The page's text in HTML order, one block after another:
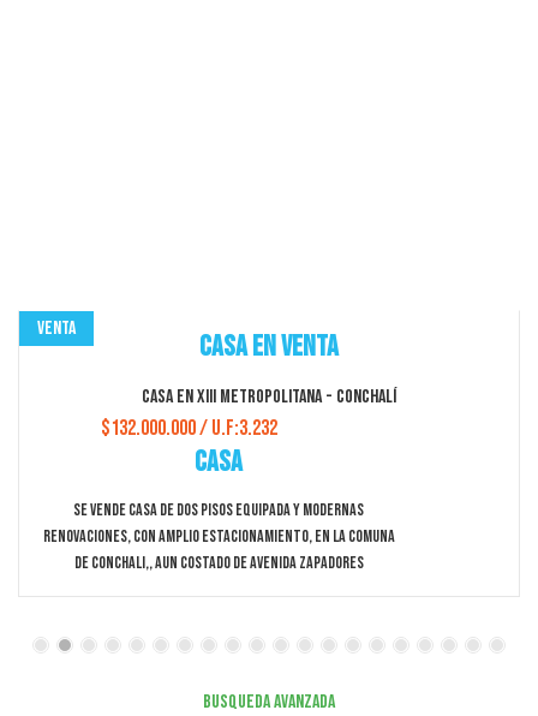
Venta
Casa en Venta
Casa en XIII Metropolitana - Conchalí
$132.000.000 / U.F:3.232
Casa
Se Vende Casa De Dos Pisos Equipada Y Modernas
Renovaciones, Con Amplio Estacionamiento, En La Comuna
De Conchali,, Aun Costado De Avenida Zapadores
Busqueda Avanzada